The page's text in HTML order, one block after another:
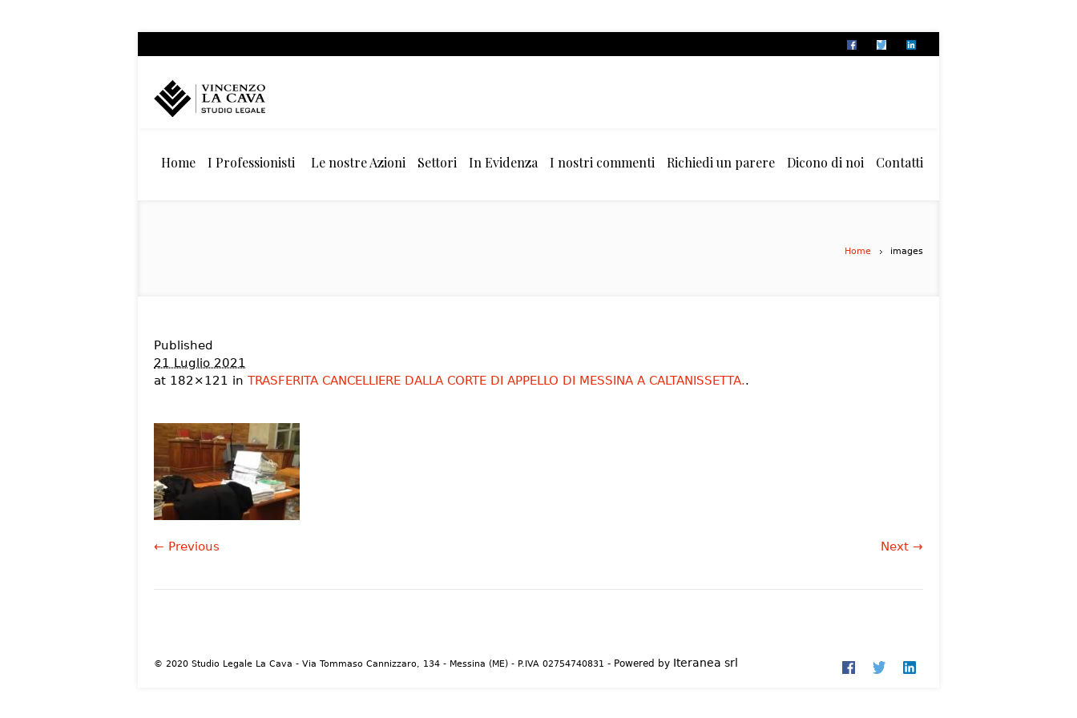
Home I Professionisti Le nostre Azioni Settori In Evidenza I nostri commenti Richiedi un parere Dicono di noi Contatti
Home images
Published
21 Luglio 2021
at 182×121 in TRASFERITA CANCELLIERE DALLA CORTE DI APPELLO DI MESSINA A CALTANISSETTA..
← Previous Next →
© 2020 Studio Legale La Cava - Via Tommaso Cannizzaro, 134 - Messina (ME) - P.IVA 02754740831 - Powered by Iteranea srl